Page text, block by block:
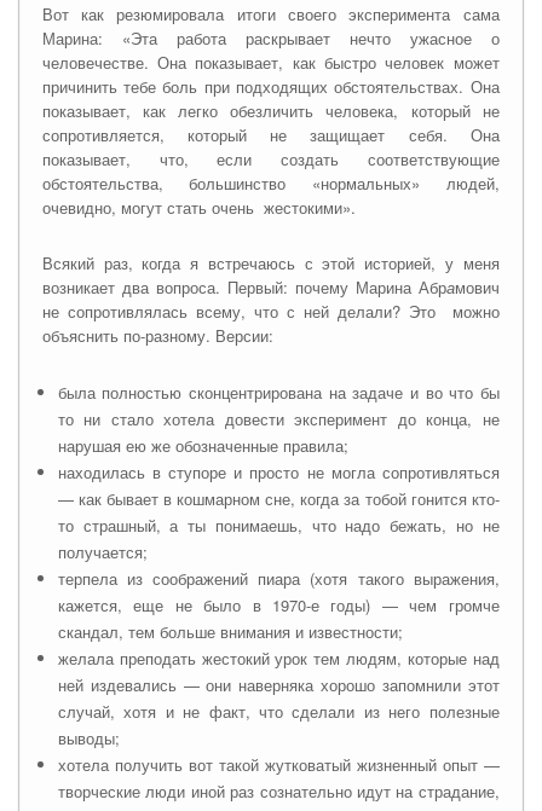
Вот как резюмировала итоги своего эксперимента сама
Марина: «Эта работа раскрывает нечто ужасное о
человечестве. Она показывает, как быстро человек может
причинить тебе боль при подходящих обстоятельствах. Она
показывает, как легко обезличить человека, который не
сопротивляется, который не защищает себя. Она
показывает, что, если создать соответствующие
обстоятельства, большинство «нормальных» людей,
очевидно, могут стать очень жестокими».
Всякий раз, когда я встречаюсь с этой историей, у меня
возникает два вопроса. Первый: почему Марина Абрамович
не сопротивлялась всему, что с ней делали? Это можно
объяснить по-разному. Версии:
была полностью сконцентрирована на задаче и во что бы
то ни стало хотела довести эксперимент до конца, не
нарушая ею же обозначенные правила;
находилась в ступоре и просто не могла сопротивляться
— как бывает в кошмарном сне, когда за тобой гонится кто-
то страшный, а ты понимаешь, что надо бежать, но не
получается;
терпела из соображений пиара (хотя такого выражения,
кажется, еще не было в 1970-е годы) — чем громче
скандал, тем больше внимания и известности;
желала преподать жестокий урок тем людям, которые над
ней издевались — они наверняка хорошо запомнили этот
случай, хотя и не факт, что сделали из него полезные
выводы;
хотела получить вот такой жутковатый жизненный опыт —
творческие люди иной раз сознательно идут на страдание,